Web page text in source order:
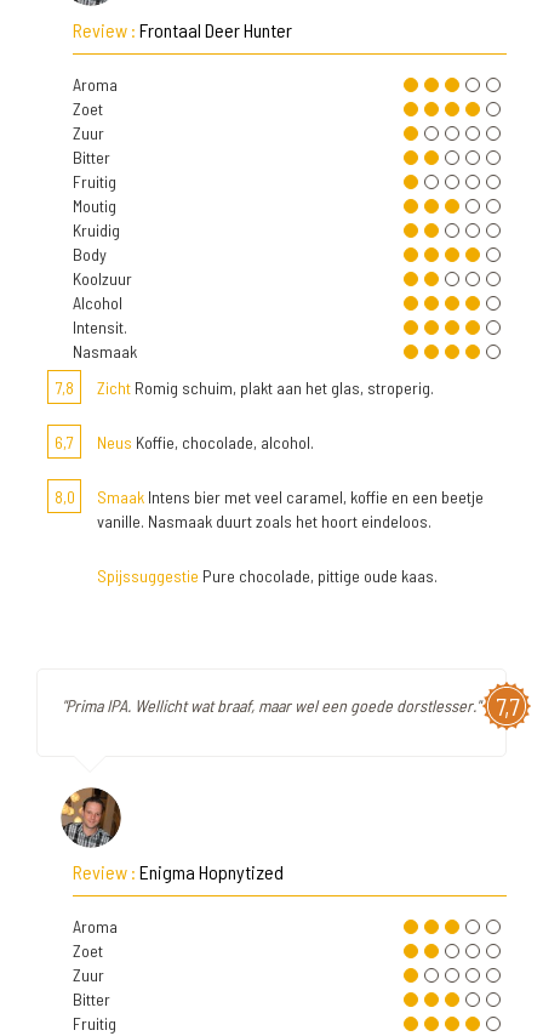
Review : Frontaal Deer Hunter
Aroma
Zoet
Zuur
Bitter
Fruitig
Moutig
Kruidig
Body
Koolzuur
Alcohol
Intensit.
Nasmaak
7,8
Zicht Romig schuim, plakt aan het glas, stroperig.
6,7 Neus Koffie, chocolade, alcohol.
8,0 Smaak Intens bier met veel caramel, koffie en een beetje
vanille. Nasmaak duurt zoals het hoort eindeloos.
Spijssuggestie Pure chocolade, pittige oude kaas.
7,7
"Prima IPA. Wellicht wat braaf, maar wel een goede dorstlesser."
Review : Enigma Hopnytized
Aroma
Zoet
Zuur
Bitter
Fruitig